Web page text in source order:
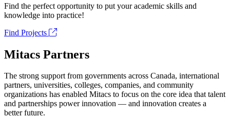
Find the perfect opportunity to put your academic skills and
knowledge into practice!
Find Projects
Mitacs Partners
The strong support from governments across Canada, international
partners, universities, colleges, companies, and community
organizations has enabled Mitacs to focus on the core idea that talent
and partnerships power innovation — and innovation creates a
better future.